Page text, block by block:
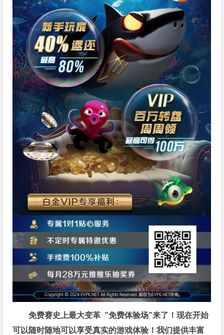
免费赛史上最大变革 ”免费体验场”来了！现在开始
可以随时随地可以享受真实的游戏体验！我们提供丰富